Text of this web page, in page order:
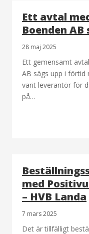
Ett avtal
Boenden AB
28 maj 2025
Ett gemensamt
AB sägs upp i förtid
varit leverantör för
på…
med
– HVB Landa
7 mars 2025
Det är tillfälligt